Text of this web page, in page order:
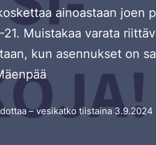
ainoastaan joen
Muistakaa varata
kun asennukset on
– vesikatko tiistaina 3.9.2024